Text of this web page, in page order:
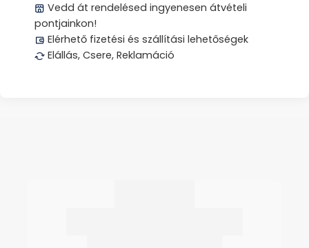
Vedd át rendelésed ingyenesen átvételi
pontjainkon!
Elérhető fizetési és szállítási lehetőségek
Elállás, Csere, Reklamáció